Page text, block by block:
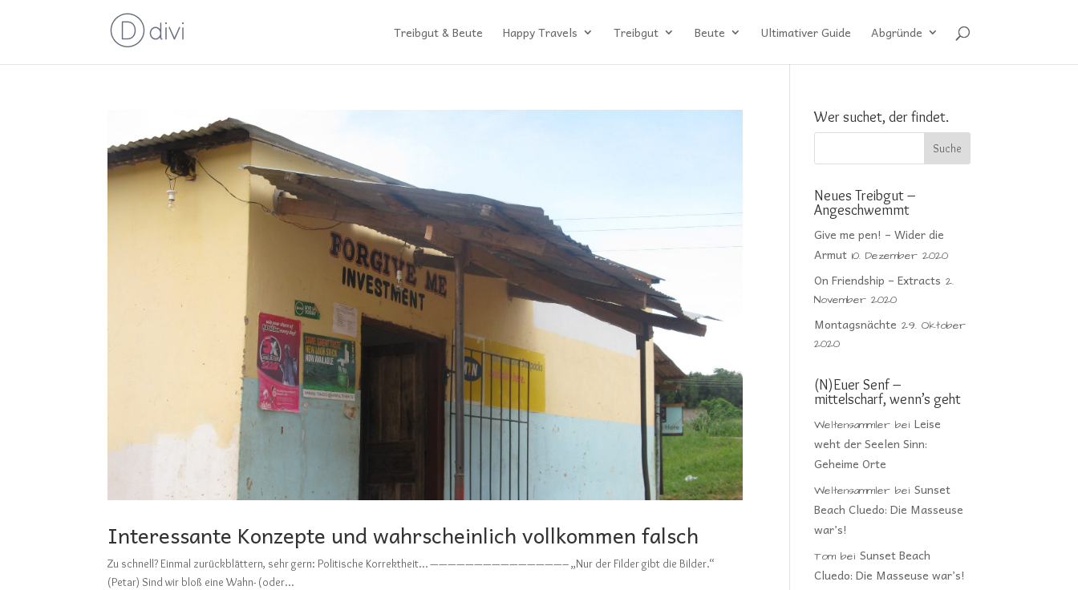
Treibgut & Beute Happy Travels Treibgut Beute Ultimativer Guide Abgründe
Interessante Konzepte und wahrscheinlich vollkommen falsch
Zu schnell? Einmal zurückblättern, sehr gern: Politische Korrektheit… ———————————————– „Nur der Filder gibt die Bilder.“
(Petar) Sind wir bloß eine Wahn- (oder...
Wer suchet, der findet.
Neues Treibgut –
Angeschwemmt
Give me pen! – Wider die
Armut 10. Dezember 2020
On Friendship – Extracts 2.
November 2020
Montagsnächte 29. Oktober
2020
(N)Euer Senf –
mittelscharf, wenn’s geht
Weltensammler beiLeise
weht der Seelen Sinn:
Geheime Orte
Weltensammler beiSunset
Beach Cluedo: Die Masseuse
war’s!
Tom beiSunset Beach
Cluedo: Die Masseuse war’s!